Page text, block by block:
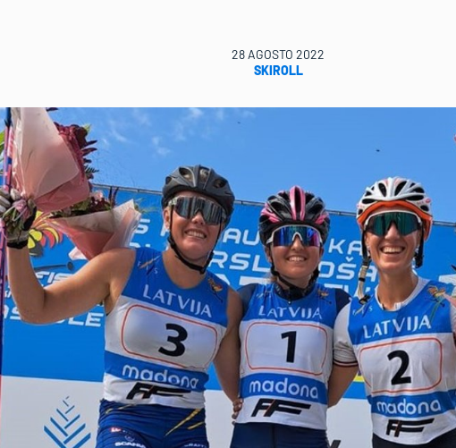
28 AGOSTO 2022
SKIROLL